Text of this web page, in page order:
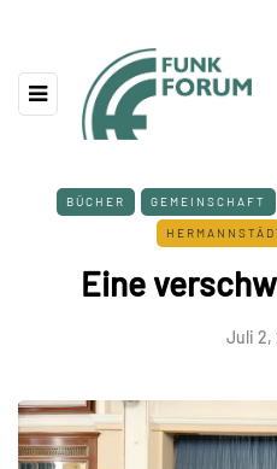
BÜCHER GEMEINSCHAFT
Eine
Juli 2,